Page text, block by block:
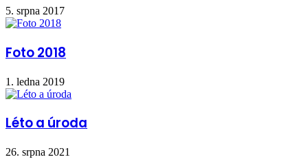
5. srpna 2017
Foto 2018
1. ledna 2019
Léto a úroda
26. srpna 2021